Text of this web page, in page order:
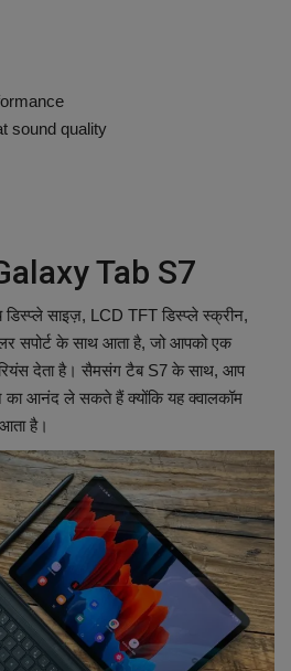
sound quality
Tab S7
साइज़, LCD TFT डिस्प्ले स्क्रीन,
सपोर्ट के साथ आता है, जो आपको एक
देता है। सैमसंग टैब S7 के साथ, आप
आनंद ले सकते हैं क्योंकि यह क्वालकॉम
है।